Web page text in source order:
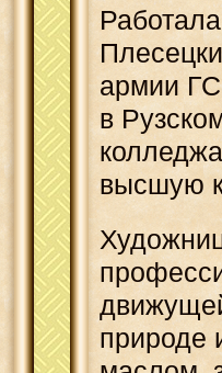
армии
в
высшую
природе